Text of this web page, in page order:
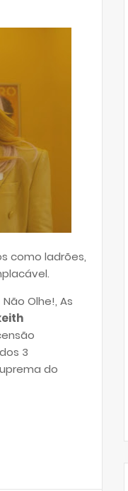
como ladrões,
Olhe!, As
3
do